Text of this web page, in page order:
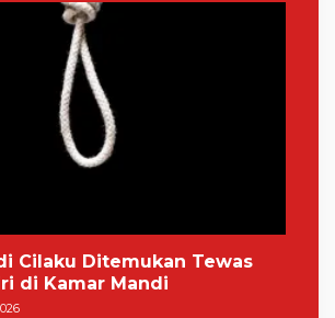
Cilaku Ditemukan Tewas
di Kamar Mandi